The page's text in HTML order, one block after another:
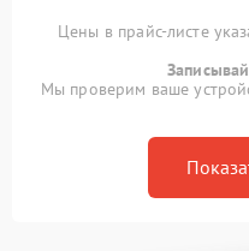
Цены в прайс-листе
Мы проверим ваше